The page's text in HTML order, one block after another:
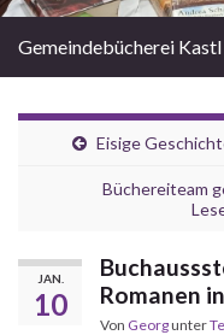
Gemeindebücherei Kastl
Eisige
Büchereiteam
JAN.
10
Romanen
Von Georgunter